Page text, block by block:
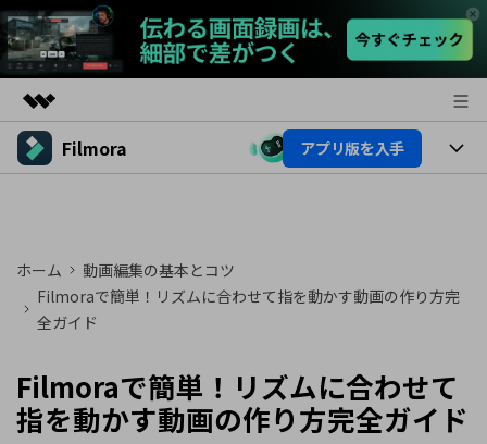
製品
ソリューション
プラン＆価格
Filmora アプリ版を入手
製品機能
AI機能
AI機能
活用法
ビデオソリューション
動画編集関連知識
動画編集のコツ
サポート
ホーム
動画編集の基本とコツ
Filmoraで簡単！リズムに合わせて指を動かす動画の作り方完
全ガイド
Filmoraで簡単！リズムに合わせて
指を動かす動画の作り方完全ガイド